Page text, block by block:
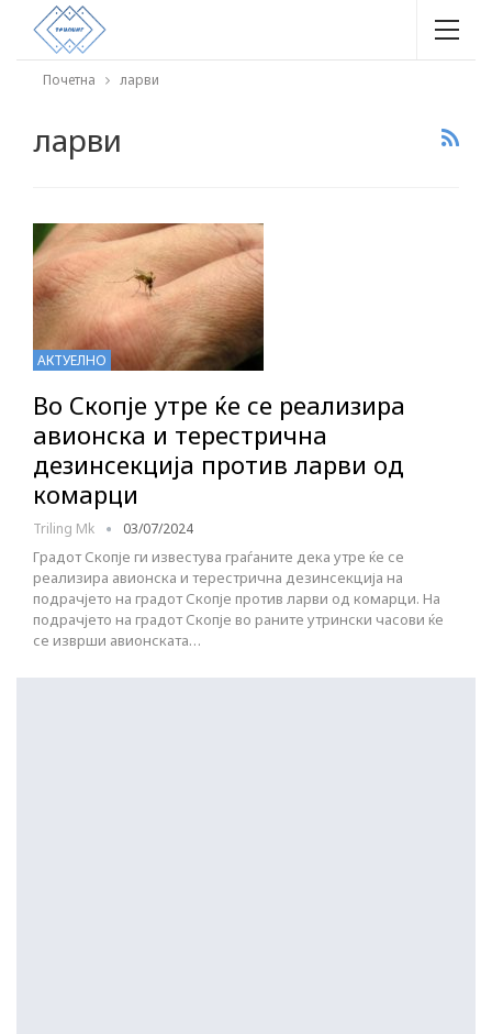
Почетна ларви
ларви
АКТУЕЛНО
Во Скопје утре ќе се реализира
авионска и терестрична
дезинсекција против ларви од
комарци
Triling Mk 03/07/2024
Градот Скопје ги известува граѓаните дека утре ќе се
реализира авионска и терестрична дезинсекција на
подрачјето на градот Скопје против ларви од комарци. На
подрачјето на градот Скопје во раните утрински часови ќе
се изврши авионската…